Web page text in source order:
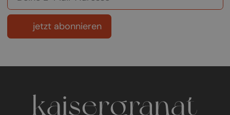
jetzt abonnieren